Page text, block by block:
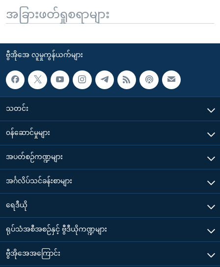
အခြားဖတ်ရှုစရာများ
ဗွီအိုအေ လူမှုကွန်ယက်များ
သတင်း
၀န်ဆောင်မှုများ
အပတ်စဉ်ကဏ္ဍများ
အင်္ဂလိပ်သင်ခန်းစာများ
ရေဒီယို
ရုပ်သံအစီအစဉ်နှင့် ဗွီဒီယိုကဏ္ဍများ
ဗွီအိုအေအကြောင်း